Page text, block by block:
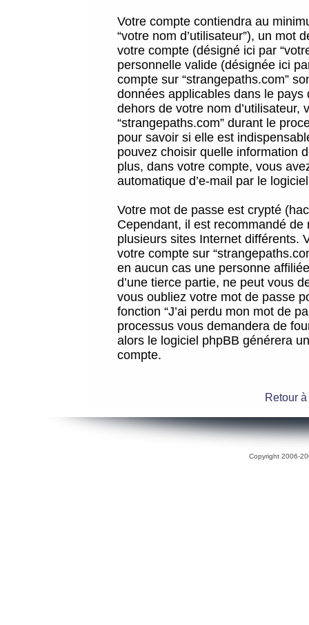
Votre compte contiendra au
“votre nom d’utilisateur”), un mot
votre compte (désigné ici par
personnelle valide (désignée ici
compte sur “strangepaths.com”
données applicables dans le
dehors de votre nom
“strangepaths.com” durant le
pour savoir si elle est
pouvez choisir quelle information
plus, dans votre compte, vous
automatique d’e-mail par le
Votre mot de passe est crypté
Cependant, il est recommandé
plusieurs sites Internet différents.
votre compte sur
en aucun cas une personne
d’une tierce partie, ne peut vous
vous oubliez votre mot de passe
fonction “J’ai perdu mon mot de
processus vous demandera de
alors le logiciel phpBB générera
compte.
Retour
Copyright 2006-